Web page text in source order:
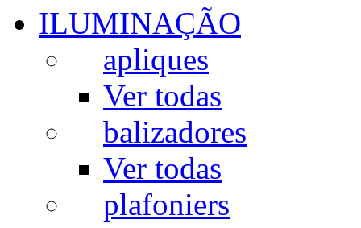
ILUMINAÇÃO
apliques
Ver todas
balizadores
Ver todas
plafoniers